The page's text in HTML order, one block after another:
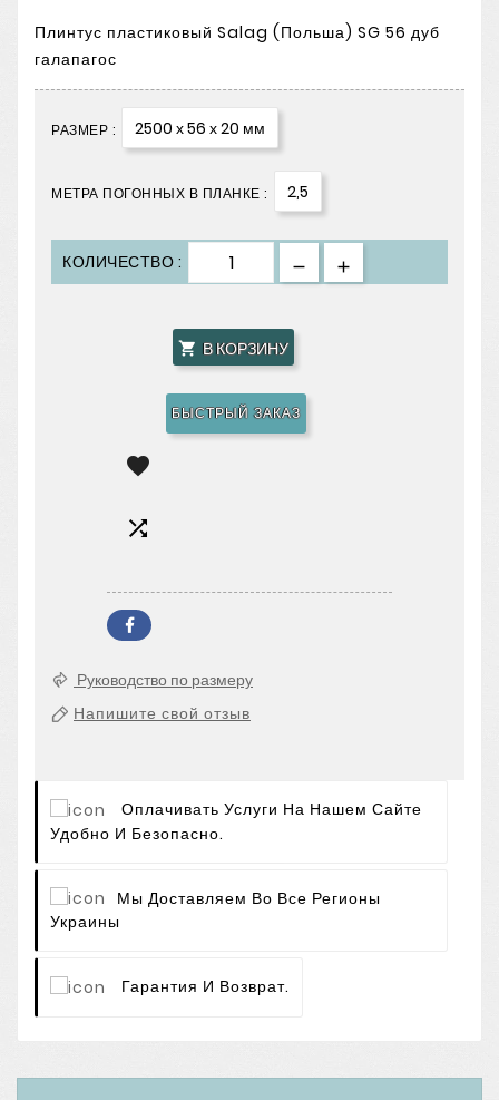
Плинтус пластиковый Salag (Польша) SG 56 дуб
галапагос
РАЗМЕР : 2500 х 56 х 20 мм
МЕТРА ПОГОННЫХ В ПЛАНКЕ : 2,5
КОЛИЧЕСТВО :
 В КОРЗИНУ
БЫСТРЫЙ ЗАКАЗ


Руководство по размеру
Напишите свой отзыв
Оплачивать Услуги На Нашем Сайте
Удобно И Безопасно.
Мы Доставляем Во Все Регионы
Украины
Гарантия И Возврат.